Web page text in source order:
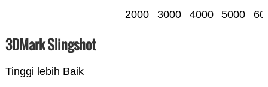
2000 3000 4000 5000
3DMark Slingshot
Tinggi lebih Baik